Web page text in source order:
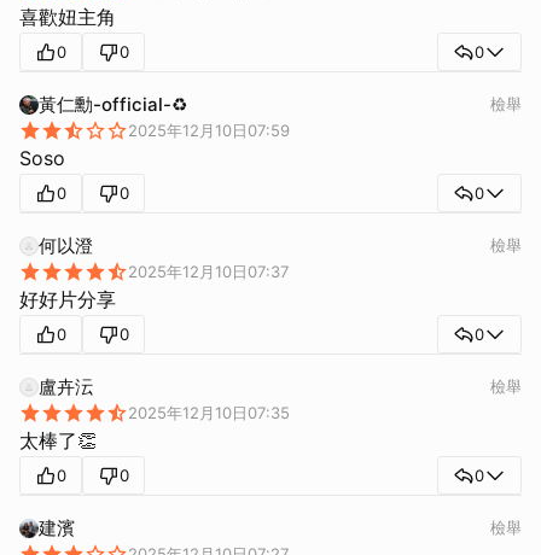
喜歡妞主角
0 0 0
黃仁勳-official-♻️
2025年12月10日07:59
檢舉
Soso
0 0 0
何以澄
2025年12月10日07:37
檢舉
好好片分享
0 0 0
盧卉沄
2025年12月10日07:35
檢舉
太棒了👏
0 0 0
建濱 檢舉